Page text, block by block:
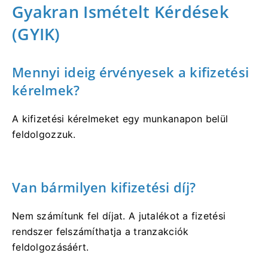
Gyakran Ismételt Kérdések
(GYIK)
Mennyi ideig érvényesek a kifizetési
kérelmek?
A kifizetési kérelmeket egy munkanapon belül
feldolgozzuk.
Van bármilyen kifizetési díj?
Nem számítunk fel díjat. A jutalékot a fizetési
rendszer felszámíthatja a tranzakciók
feldolgozásáért.